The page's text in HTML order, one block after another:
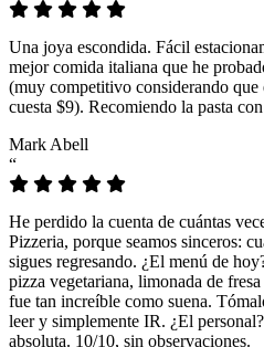
Una joya escondida. Fácil
mejor comida italiana que he
(muy competitivo considerando
cuesta $9). Recomiendo la pasta
Mark Abell
“
He perdido la cuenta de cuántas
Pizzeria, porque seamos sinceros:
sigues regresando. ¿El menú de
pizza vegetariana, limonada de
fue tan increíble como suena.
leer y simplemente IR. ¿El
absoluta. 10/10, sin observaciones.